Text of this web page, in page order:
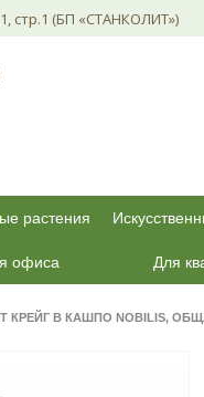
стр.1 (БП «СТАНКОЛИТ»)
растения
офиса Для
КРЕЙГ В КАШПО NOBILIS,